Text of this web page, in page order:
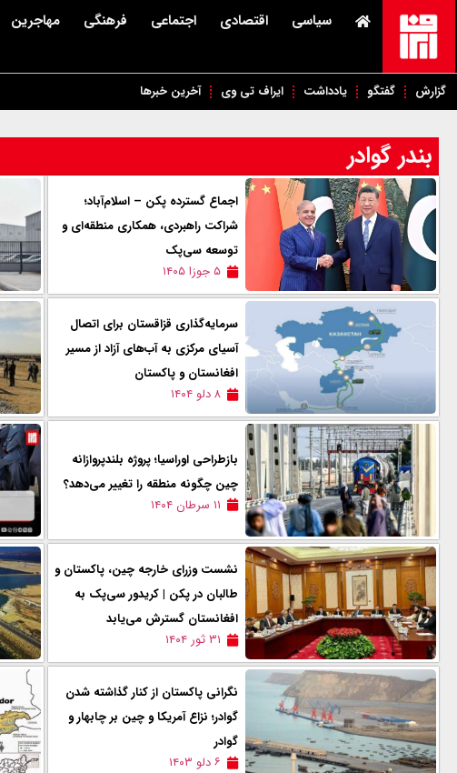
سیاسی اقتصادی اجتماعی فرهنگی مهاجرین
گزارش گفتگو یادداشت ایراف تی وی آخرین خبرها
بندر گوادر
اجماع گسترده پکن – اسلام‌آباد؛
شراکت راهبردی، همکاری منطقه‌ای و
توسعه سی‌پک
۵ جوزا ۱۴۰۵
سرمایه‌گذاری قزاقستان برای اتصال
آسیای مرکزی به آب‌های آزاد از مسیر
افغانستان و پاکستان
۸ دلو ۱۴۰۴
بازطراحی اوراسیا؛ پروژه‌ بلندپروازانه
چین چگونه منطقه را تغییر می‌دهد؟
۱۱ سرطان ۱۴۰۴
نشست وزرای خارجه چین، پاکستان و
طالبان در پکن | کریدور سی‌پک به
افغانستان گسترش می‌یابد
۳۱ ثور ۱۴۰۴
نگرانی پاکستان از کنار گذاشته شدن
گوادر؛ نزاع آمریکا و چین بر چابهار و
گوادر
۶ دلو ۱۴۰۳